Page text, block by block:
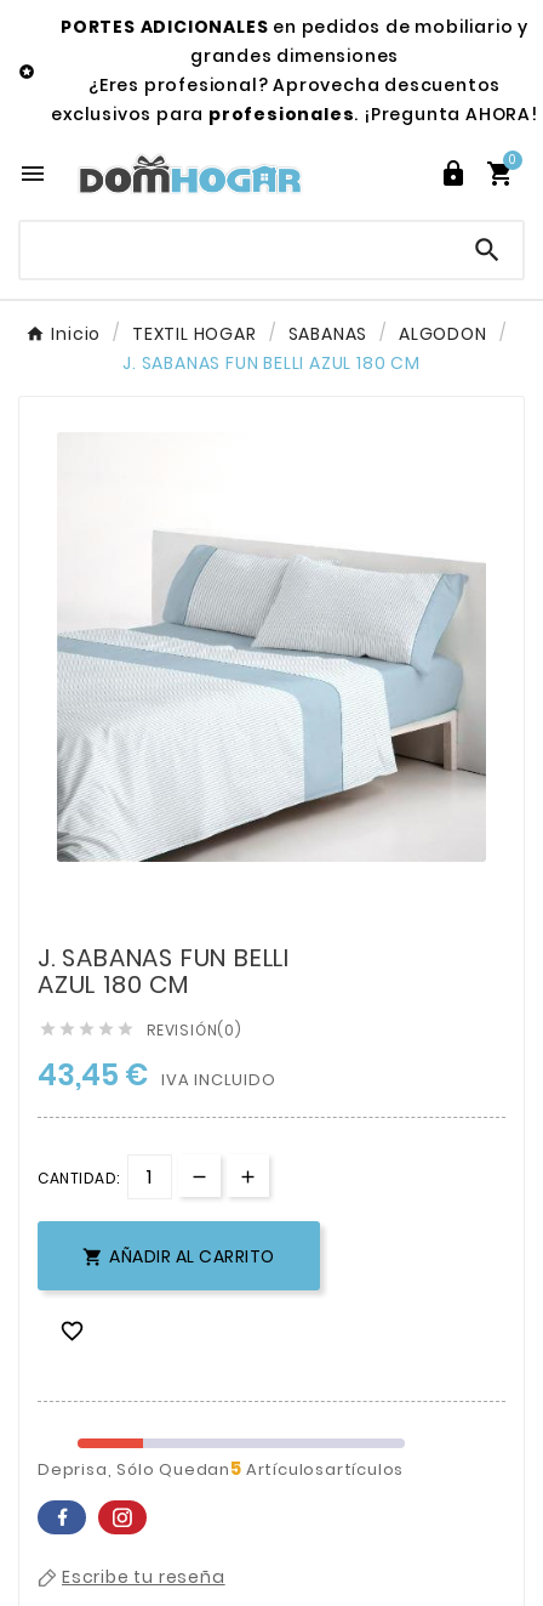

PORTES ADICIONALES en pedidos de mobiliario y
grandes dimensiones
¿Eres profesional? Aprovecha descuentos
exclusivos para profesionales. ¡Pregunta AHORA!
  
0

Inicio TEXTIL HOGAR SABANAS
ALGODON
J. SABANAS FUN BELLI AZUL 180 CM
J. SABANAS FUN BELLI
AZUL 180 CM
     REVISIÓN(0)
43,45 € IVA INCLUIDO
CANTIDAD:
 AÑADIR AL CARRITO

Deprisa, Sólo Quedan5 Artículosartículos
Escribe tu reseña